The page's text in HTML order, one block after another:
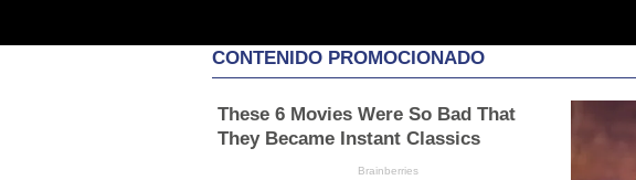
CONTENIDO PROMOCIONADO
These 6 Movies Were So Bad That
They Became Instant Classics
Brainberries